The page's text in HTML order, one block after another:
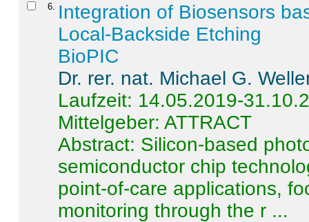
6
Integration of Biosensors
Local-Backside Etching
BioPIC
Dr. rer. nat. Michael G.
Laufzeit: 14.05.2019-
Mittelgeber: ATTRACT
Abstract: Silicon-based
semiconductor chip
point-of-care applications,
monitoring through the r ...